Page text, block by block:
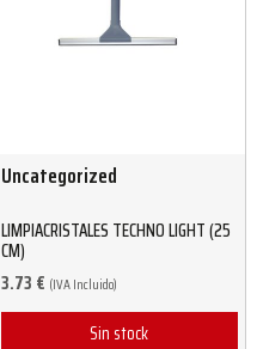
Uncategorized
LIMPIACRISTALES TECHNO LIGHT (25
CM)
3.73 € (IVA Incluido)
Sin stock